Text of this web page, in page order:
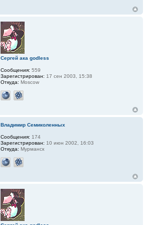
Сергей ака godless
Сообщения: 559
Зарегистрирован: 17 сен 2003, 15:38
Откуда: Moscow
Владимир Семиколенных
Сообщения: 174
Зарегистрирован: 10 июн 2002, 16:03
Откуда: Мурманск